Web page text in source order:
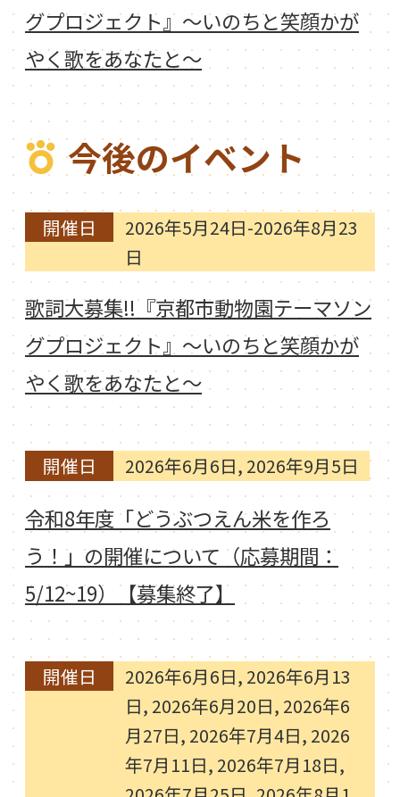
グプロジェクト』～いのちと笑顔かが
やく歌をあなたと～
今後のイベント
開催日
2026年5月24日-2026年8月23
日
歌詞大募集!!『京都市動物園テーマソン
グプロジェクト』～いのちと笑顔かが
やく歌をあなたと～
開催日 2026年6月6日, 2026年9月5日
令和8年度「どうぶつえん米を作ろ
う！」の開催について（応募期間：
5/12~19）【募集終了】
開催日
2026年6月6日, 2026年6月13
日, 2026年6月20日, 2026年6
月27日, 2026年7月4日, 2026
年7月11日, 2026年7月18日,